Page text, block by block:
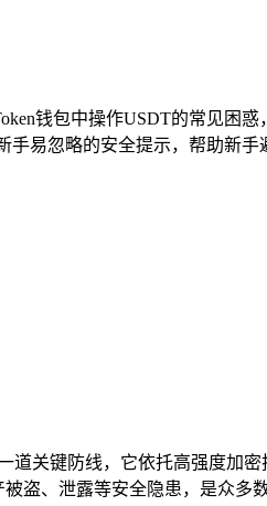
钱包中操作USDT的常见困
手易忽略的安全提示，帮助新手
关键防线，它依托高强度加
盗、泄露等安全隐患，是众多